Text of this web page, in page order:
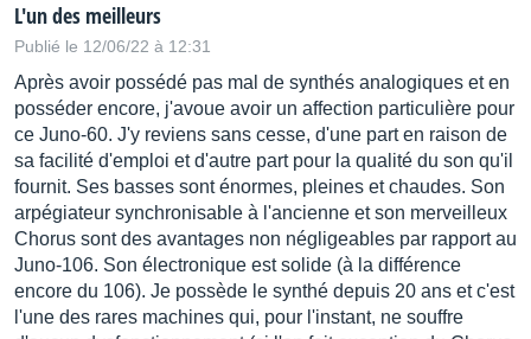
L'un des meilleurs
Publié le 12/06/22 à 12:31
Après avoir possédé pas mal de synthés analogiques et en
posséder encore, j'avoue avoir un affection particulière pour
ce Juno-60. J'y reviens sans cesse, d'une part en raison de
sa facilité d'emploi et d'autre part pour la qualité du son qu'il
fournit. Ses basses sont énormes, pleines et chaudes. Son
arpégiateur synchronisable à l'ancienne et son merveilleux
Chorus sont des avantages non négligeables par rapport au
Juno-106. Son électronique est solide (à la différence
encore du 106). Je possède le synthé depuis 20 ans et c'est
l'une des rares machines qui, pour l'instant, ne souffre